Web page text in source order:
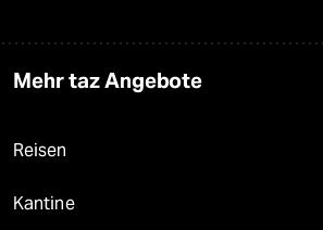
Mehr taz Angebote
Reisen
Kantine